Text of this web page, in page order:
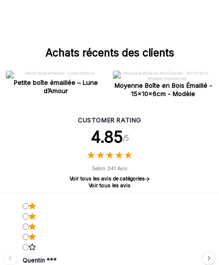
Achats récents des clients
Petite boîte émaillée – Lune
d’Amour
Moyenne Boîte en Bois Émaillé -
15x10x6cm - Modèle
CUSTOMER RATING
4.85/5
★★★★★
★★★★★
Selon 341 Avis
Voir tous les avis de catégories
Voir tous les avis
Quentin ***